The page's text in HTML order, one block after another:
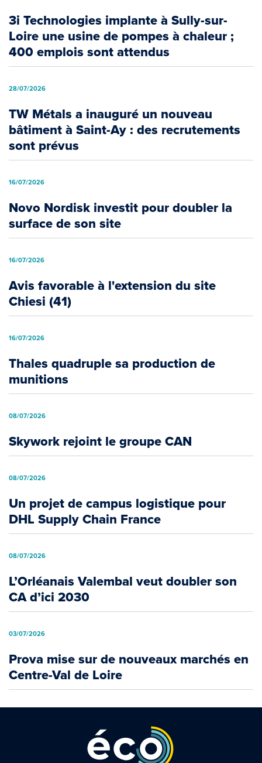
3i Technologies implante à Sully-sur-
Loire une usine de pompes à chaleur ;
400 emplois sont attendus
28/07/2026
TW Métals a inauguré un nouveau
bâtiment à Saint-Ay : des recrutements
sont prévus
16/07/2026
Novo Nordisk investit pour doubler la
surface de son site
16/07/2026
Avis favorable à l'extension du site
Chiesi (41)
16/07/2026
Thales quadruple sa production de
munitions
08/07/2026
Skywork rejoint le groupe CAN
08/07/2026
Un projet de campus logistique pour
DHL Supply Chain France
08/07/2026
L’Orléanais Valembal veut doubler son
CA d’ici 2030
03/07/2026
Prova mise sur de nouveaux marchés en
Centre-Val de Loire